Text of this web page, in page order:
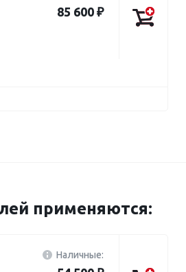
85 600 ₽
применяются:
Наличные: